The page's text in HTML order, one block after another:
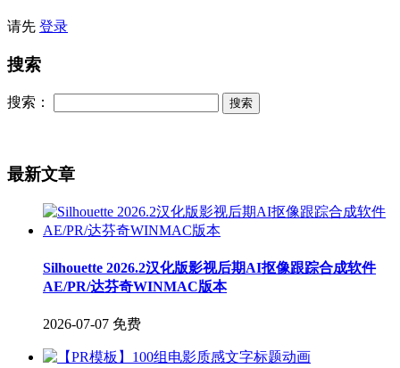
请先 登录
搜索
搜索：
最新文章
Silhouette 2026.2汉化版影视后期AI抠像跟踪合成软件
AE/PR/达芬奇WINMAC版本
2026-07-07 免费